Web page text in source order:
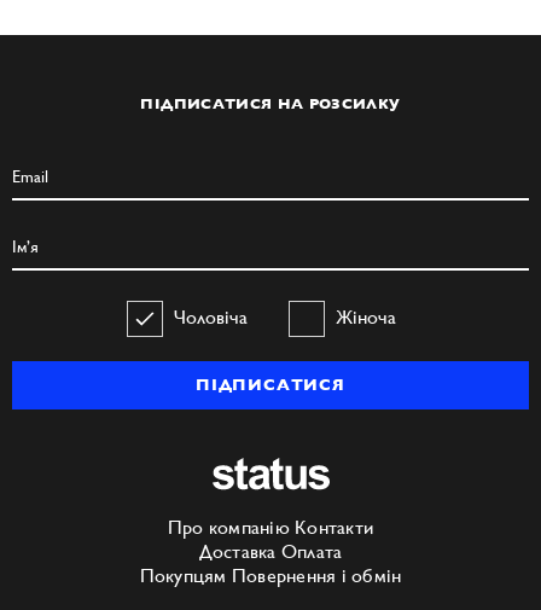
ПІДПИСАТИСЯ НА РОЗСИЛКУ
Чоловіча Жіноча
ПІДПИСАТИСЯ
Про компанію Контакти
Доставка Оплата
Покупцям Повернення і обмін